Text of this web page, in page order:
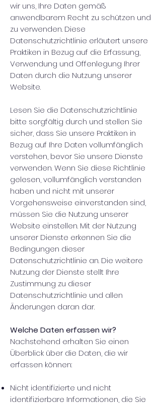
wir uns, Ihre Daten gemäß
anwendbarem Recht zu schützen und
zu verwenden. Diese
Datenschutzrichtlinie erläutert unsere
Praktiken in Bezug auf die Erfassung,
Verwendung und Offenlegung Ihrer
Daten durch die Nutzung unserer
Website.
Lesen Sie die Datenschutzrichtlinie
bitte sorgfältig durch und stellen Sie
sicher, dass Sie unsere Praktiken in
Bezug auf Ihre Daten vollumfänglich
verstehen, bevor Sie unsere Dienste
verwenden. Wenn Sie diese Richtlinie
gelesen, vollumfänglich verstanden
haben und nicht mit unserer
Vorgehensweise einverstanden sind,
müssen Sie die Nutzung unserer
Website einstellen. Mit der Nutzung
unserer Dienste erkennen Sie die
Bedingungen dieser
Datenschutzrichtlinie an. Die weitere
Nutzung der Dienste stellt Ihre
Zustimmung zu dieser
Datenschutzrichtlinie und allen
Änderungen daran dar.
Welche Daten erfassen wir?
Nachstehend erhalten Sie einen
Überblick über die Daten, die wir
erfassen können:
Nicht identifizierte und nicht
identifizierbare Informationen, die Sie